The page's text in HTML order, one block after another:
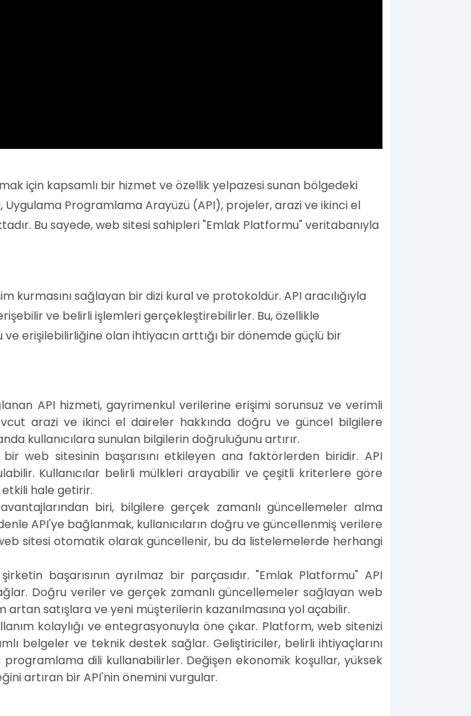
için kapsamlı bir hizmet ve özellik yelpazesi sunan bölgedeki
Programlama Arayüzü (API), projeler, arazi ve ikinci el
Bu sayede, web sitesi sahipleri "Emlak Platformu" veritabanıyla
sağlayan bir dizi kural ve protokoldür. API aracılığıyla
ve belirli işlemleri gerçekleştirebilirler. Bu, özellikle
erişilebilirliğine olan ihtiyacın arttığı bir dönemde güçlü bir
API hizmeti, gayrimenkul verilerine erişimi sorunsuz ve verimli
arazi ve ikinci el daireler hakkında doğru ve güncel bilgilere
kullanıcılara sunulan bilgilerin doğruluğunu artırır.
bir web sitesinin başarısını etkileyen ana faktörlerden biridir. API
Kullanıcılar belirli mülkleri arayabilir ve çeşitli kriterlere göre
hale getirir.
biri, bilgilere gerçek zamanlı güncellemeler alma
API'ye bağlanmak, kullanıcıların doğru ve güncellenmiş verilere
sitesi otomatik olarak güncellenir, bu da listelemelerde herhangi
başarısının ayrılmaz bir parçasıdır. "Emlak Platformu" API
Doğru veriler ve gerçek zamanlı güncellemeler sağlayan web
artan satışlara ve yeni müşterilerin kazanılmasına yol açabilir.
kolaylığı ve entegrasyonuyla öne çıkar. Platform, web sitenizi
belgeler ve teknik destek sağlar. Geliştiriciler, belirli ihtiyaçlarını
dili kullanabilirler. Değişen ekonomik koşullar, yüksek
artıran bir API'nin önemini vurgular.